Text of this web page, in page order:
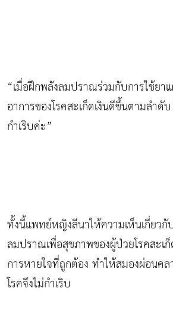
“เมื่อฝึกพลังลมปราณร่วมกับการใช้ย
อาการของโรคสะเก็ดเงินดีขึ้นตามลำดั
กำเริบค่ะ”
ทั้งนี้แพทย์หญิงลีนาให้ความเห็นเกี่ยวกั
ลมปราณเพื่อสุขภาพของผู้ป่วยโรคสะเก็
การหายใจที่ถูกต้อง ทำให้สมองผ่อนค
โรคจึงไม่กำเริบ